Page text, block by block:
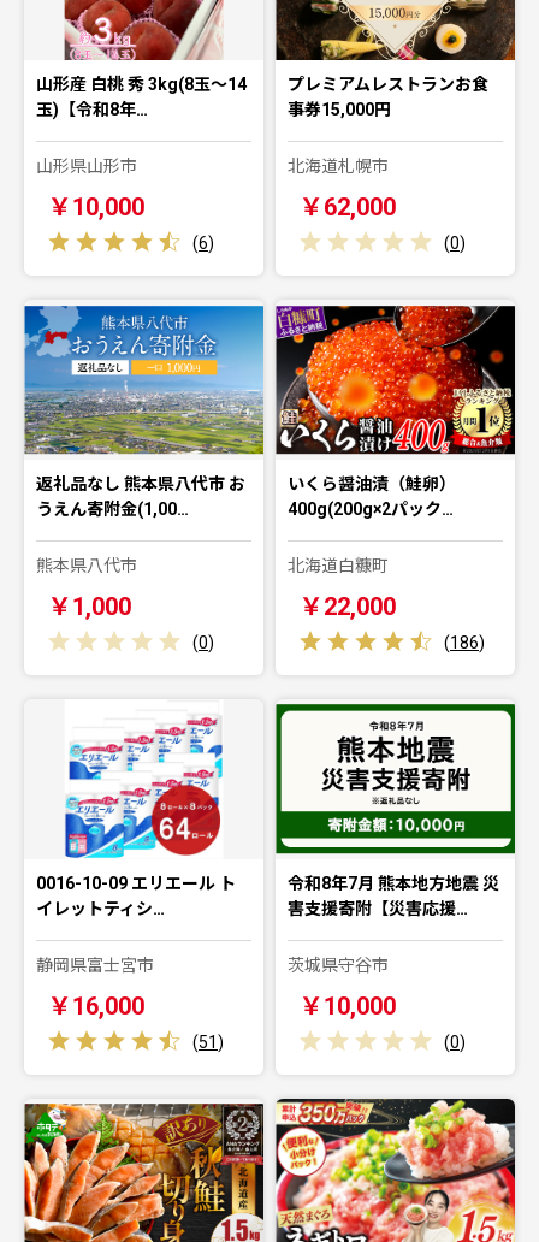
山形産 白桃 秀 3kg(8玉～14
玉)【令和8年…
山形県山形市
￥10,000
(6)
プレミアムレストランお食
事券15,000円
北海道札幌市
￥62,000
(0)
返礼品なし 熊本県八代市 お
うえん寄附金(1,00…
熊本県八代市
￥1,000
(0)
いくら醤油漬（鮭卵）
400g(200g×2パック…
北海道白糠町
￥22,000
(186)
0016-10-09 エリエール ト
イレットティシ…
静岡県富士宮市
￥16,000
(51)
令和8年7月 熊本地方地震 災
害支援寄附【災害応援…
茨城県守谷市
￥10,000
(0)